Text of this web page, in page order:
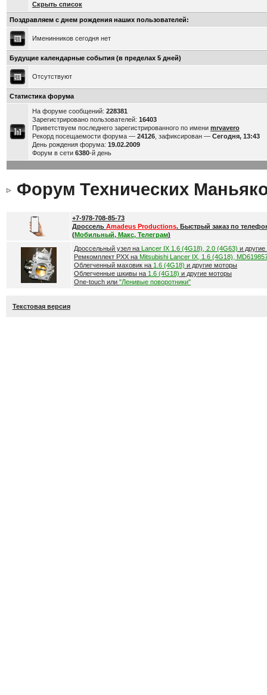
Скрыть список
Поздравляем с днем рождения наших пользователей:
Именинников сегодня нет
Будущие календарные события (в пределах 5 дней)
Отсутствуют
Статистика форума
На форуме сообщений: 228381
Зарегистрировано пользователей: 16403
Приветствуем последнего зарегистрированного по имени mrvavero
Рекорд посещаемости форума — 24126, зафиксирован — Сегодня, 13:43
День рождения форума: 19.02.2009
Форум в сети 6380-й день
Форум Технических
+7-978-708-85-73
Дроссель Amadeus Productions. Быстрый заказ по
(Мобильный, Макс, Телеграм)
Дроссельный узел на Lancer IX 1.6 (4G18), 2.0 (4G63) и
Ремкомплект РХХ на Mitsubishi Lancer IX, 1.6 (4G18),
Облегченный маховик на 1.6 (4G18) и другие моторы
Облегченные шкивы на 1.6 (4G18) и другие моторы
One-touch или "Ленивые поворотники"
Текстовая версия